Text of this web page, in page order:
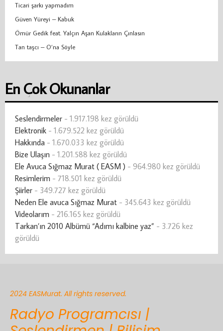
Ticari şarkı yapmadım
Güven Yüreyi – Kabuk
Ömür Gedik feat. Yalçın Aşan Kulakların Çınlasın
Tan taşcı – O’na Söyle
En Çok Okunanlar
Seslendirmeler - 1.917.198 kez görüldü
Elektronik - 1.679.522 kez görüldü
Hakkında - 1.670.033 kez görüldü
Bize Ulaşın - 1.201.588 kez görüldü
Ele Avuca Sığmaz Murat ( EASM ) - 964.980 kez görüldü
Resimlerim - 718.501 kez görüldü
Şiirler - 349.727 kez görüldü
Neden Ele avuca Sığmaz Murat - 345.643 kez görüldü
Videolarım - 216.165 kez görüldü
Tarkan’ın 2010 Albümü “Adımı kalbine yaz” - 3.726 kez
görüldü
2024 EASMurat. All rights reserved.
Radyo Programcısı |